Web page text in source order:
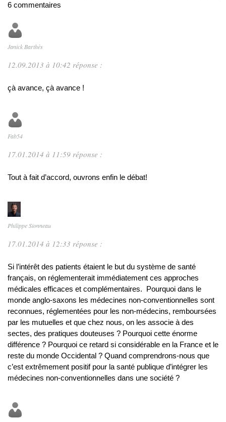
6 commentaires
Janick Barthès
12.09.2013 à 10:42 réponse :
çà avance, çà avance !
Fab54
17.01.2014 à 11:59 réponse :
Tout à fait d’accord, ouvrons enfin le débat!
Philippe Sionneau
17.01.2014 à 12:33 réponse :
Si l’intérêt des patients étaient le but du système de santé
français, on réglementerait immédiatement ces approches
médicales efficaces et complémentaires. Pourquoi dans le
monde anglo-saxons les médecines non-conventionnelles sont
reconnues, réglementées pour les non-médecins, remboursées
par les mutuelles et que chez nous, on les associe à des
sectes, des pratiques douteuses ? Pourquoi cette énorme
différence ? Pourquoi ce retard si considérable en la France et le
reste du monde Occidental ? Quand comprendrons-nous que
c’est extrêmement positif pour la santé publique d’intégrer les
médecines non-conventionnelles dans une société ?